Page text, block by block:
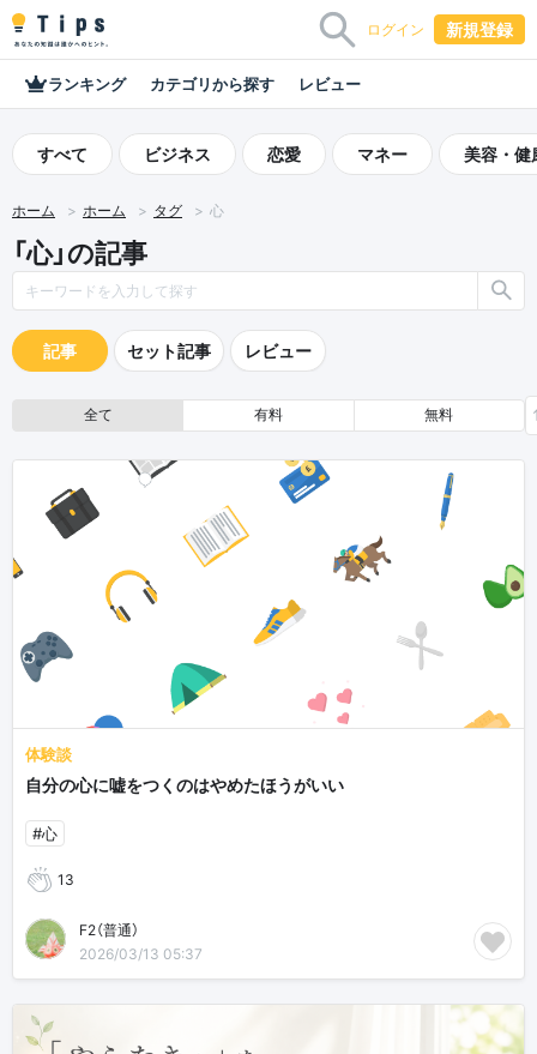
ログイン 新規登録
ランキング カテゴリから探す レビュー
すべて ビジネス 恋愛 マネー 美容・健
ホーム ホーム タグ 心
「心」の記事
記事 セット記事 レビュー
全て 有料 無料
体験談
自分の心に嘘をつくのはやめたほうがいい
#心
13
F2（普通）
2026/03/13 05:37